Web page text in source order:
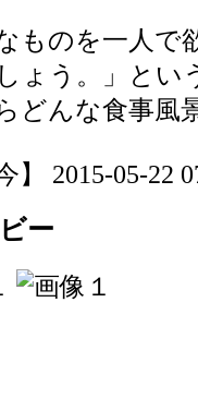
なものを一人
ょう。」とい
どんな食事風
】 2015-05-22
ー